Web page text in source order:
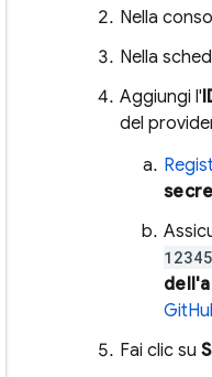
Nella
Nella
Aggiungi l'
del
Fai clic su